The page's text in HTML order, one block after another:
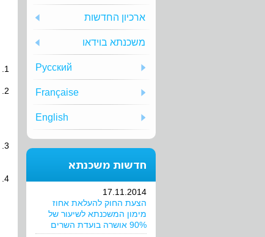
ארכיון החדשות
משכנתא בוידאו
Русский
Française
English
חדשות משכנתא
17.11.2014
הצעת החוק להעלאת אחוז
מימון המשכנתא לשיעור של
90% אושרה בועדת השרים